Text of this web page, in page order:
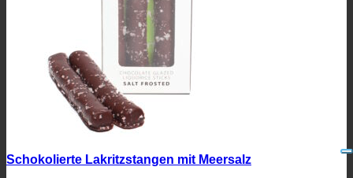
Schokolierte Lakritzstangen mit Meersalz